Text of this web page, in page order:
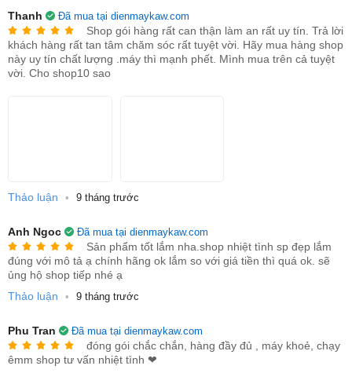
Thanh Đã mua tại dienmaykaw.com
Shop gói hàng rất can thận làm an rất uy tín. Trả lời
khách hàng rất tan tâm chăm sóc rất tuyệt vời. Hãy mua hàng shop
này uy tín chất lượng .máy thì mạnh phết. Mình mua trên cả tuyệt
vời. Cho shop10 sao
Thảo luận • 9 tháng trước
Anh Ngoc Đã mua tại dienmaykaw.com
Sản phẩm tốt lắm nha.shop nhiệt tình sp đẹp lắm
đúng với mô tả ạ chính hãng ok lắm so với giá tiền thì quá ok. sẽ
ủng hộ shop tiếp nhé ạ
Thảo luận
• 9 tháng trước
Phu Tran Đã mua tại dienmaykaw.com
đóng gói chắc chắn, hàng đầy đủ , máy khoẻ, chạy
êmm shop tư vấn nhiệt tình ❤️